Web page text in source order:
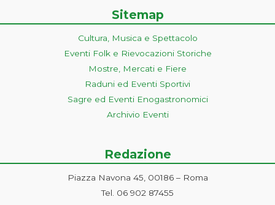
Sitemap
Cultura, Musica e Spettacolo
Eventi Folk e Rievocazioni Storiche
Mostre, Mercati e Fiere
Raduni ed Eventi Sportivi
Sagre ed Eventi Enogastronomici
Archivio Eventi
Redazione
Piazza Navona 45, 00186 – Roma
Tel. 06 902 87455